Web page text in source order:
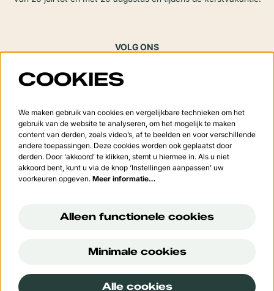
VOLG ONS
Meld je aan voor de nieuwsbrief
Aanmelden
Data Processing Addendum van Google.
© Cultuurcentrum 't Vondel
COOKIES
We maken gebruik van cookies en vergelijkbare technieken om het
gebruik van de website te analyseren, om het mogelijk te maken
content van derden, zoals video’s, af te beelden en voor verschillende
andere toepassingen. Deze cookies worden ook geplaatst door
derden. Door ‘akkoord’ te klikken, stemt u hiermee in. Als u niet
akkoord bent, kunt u via de knop ‘Instellingen aanpassen’ uw
voorkeuren opgeven. Meer informatie…
Alleen functionele cookies
Minimale cookies
Alle cookies